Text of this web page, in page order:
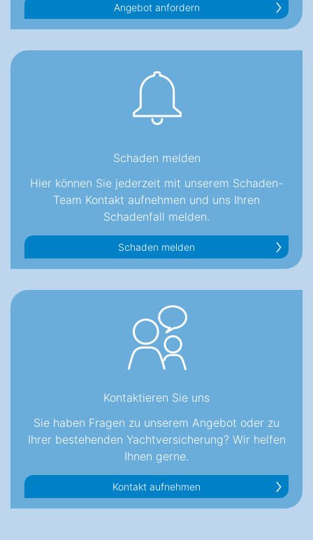
Angebot anfordern
Schaden melden
Hier können Sie jederzeit mit unserem Schaden-
Team Kontakt aufnehmen und uns Ihren
Schadenfall melden.
Schaden melden
Kontaktieren Sie uns
Sie haben Fragen zu unserem Angebot oder zu
Ihrer bestehenden Yachtversicherung? Wir helfen
Ihnen gerne.
Kontakt aufnehmen